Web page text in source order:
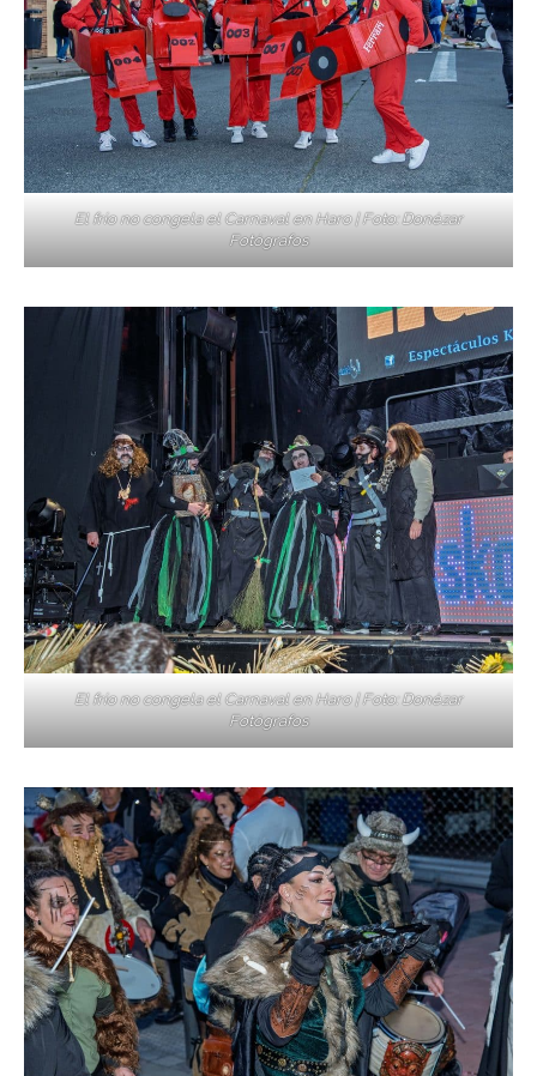
El frío no congela el Carnaval en Haro | Foto: Donézar
Fotógrafos
El frío no congela el Carnaval en Haro | Foto: Donézar
Fotógrafos